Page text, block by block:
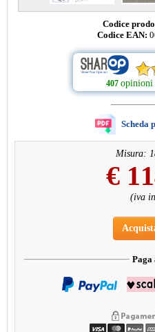
Codice
Codice EAN:
407 opinioni
Scheda
Misura:
€
(iva
Paga